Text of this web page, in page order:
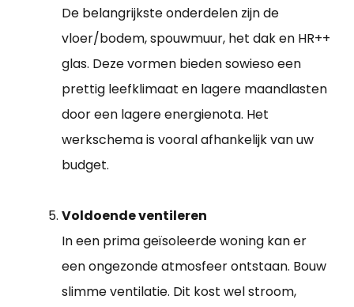
De belangrijkste onderdelen zijn de
vloer/bodem, spouwmuur, het dak en HR++
glas. Deze vormen bieden sowieso een
prettig leefklimaat en lagere maandlasten
door een lagere energienota. Het
werkschema is vooral afhankelijk van uw
budget.
Voldoende ventileren
In een prima geïsoleerde woning kan er
een ongezonde atmosfeer ontstaan. Bouw
slimme ventilatie. Dit kost wel stroom,